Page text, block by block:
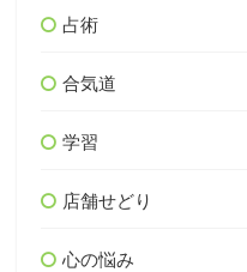
占術
合気道
学習
店舗せどり
心の悩み